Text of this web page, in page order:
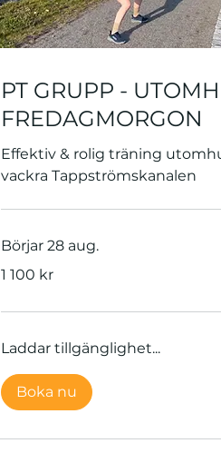
PT GRUPP -
FREDAGMORGON
Effektiv & rolig träning
vackra Tappströmskanalen
Börjar 28 aug.
svenska
1 100 kr
Laddar tillgänglighet...
Boka nu